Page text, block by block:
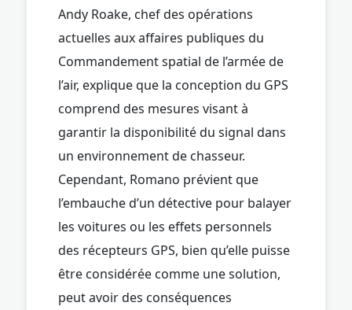
Andy Roake, chef des opérations
actuelles aux affaires publiques du
Commandement spatial de l’armée de
l’air, explique que la conception du GPS
comprend des mesures visant à
garantir la disponibilité du signal dans
un environnement de chasseur.
Cependant, Romano prévient que
l’embauche d’un détective pour balayer
les voitures ou les effets personnels
des récepteurs GPS, bien qu’elle puisse
être considérée comme une solution,
peut avoir des conséquences